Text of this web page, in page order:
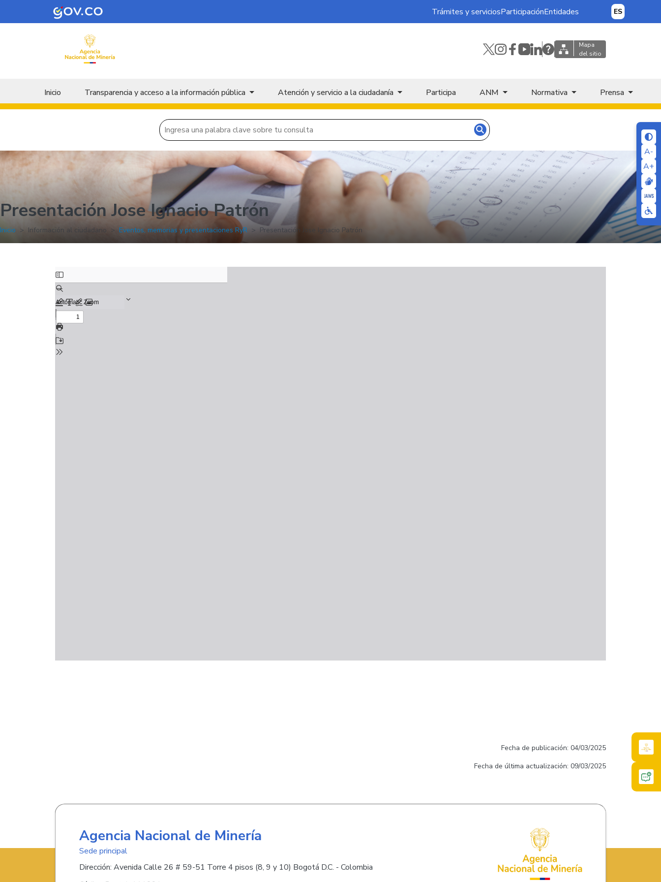
Skip to main content
A-
A+
Trámites y serviciosParticipaciónEntidades ES
Mapa
del sitio
Menu principal
Inicio Transparencia y acceso a la información pública Atención y servicio a la ciudadanía Participa ANM Normativa Prensa
Presentación Jose Ignacio Patrón
Inicio Información al ciudadano Eventos, memorias y presentaciones RyR Presentación Jose Ignacio Patrón
Fecha de publicación: 04/03/2025
Fecha de última actualización: 09/03/2025
Agencia Nacional de Minería
Sede principal
Dirección: Avenida Calle 26 # 59-51 Torre 4 pisos (8, 9 y 10) Bogotá D.C. - Colombia